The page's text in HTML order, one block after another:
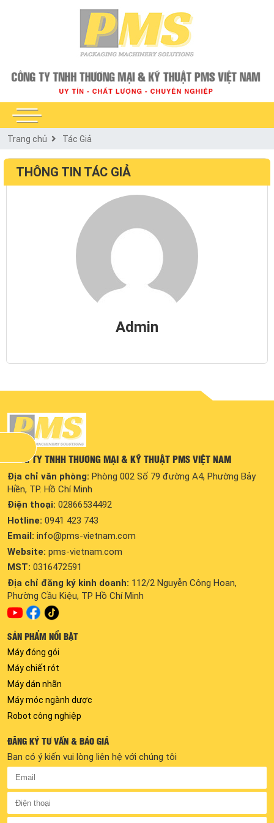
Trang chủ Tác Giả
THÔNG TIN TÁC GIẢ
Admin
CÔNG TY TNHH THƯƠNG MẠI & KỸ THUẬT PMS VIỆT NAM
Địa chỉ văn phòng: Phòng 002 Số 79 đường A4, Phường Bảy
Hiền, TP. Hồ Chí Minh
Điện thoại: 02866534492
Hotline: 0941 423 743
Email: info@pms-vietnam.com
Website: pms-vietnam.com
MST: 0316472591
Địa chỉ đăng ký kinh doanh: 112/2 Nguyễn Công Hoan,
Phường Cầu Kiệu, TP Hồ Chí Minh
SẢN PHẨM NỔI BẬT
Máy đóng gói
Máy chiết rót
Máy dán nhãn
Máy móc ngành dược
Robot công nghiệp
ĐĂNG KÝ TƯ VẤN & BÁO GIÁ
Bạn có ý kiến vui lòng liên hệ với chúng tôi